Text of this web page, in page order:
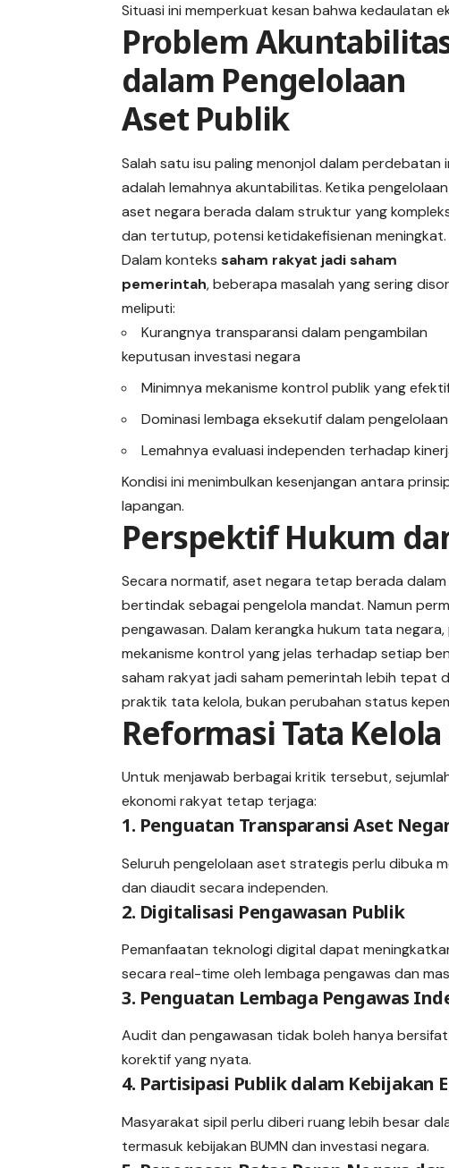
Situasi ini memperkuat kesan bahwa kedaulatan
Problem
dalam Pengelolaan
Aset Publik
Salah satu isu paling menonjol dalam perdebatan
adalah lemahnya akuntabilitas. Ketika pengelolaan
aset negara berada dalam struktur yang
dan tertutup, potensi ketidakefisienan meningkat.
Dalam kontekssaham rakyat jadi saham
pemerintah, beberapa masalah yang sering
meliputi:
Kurangnya transparansi dalam pengambilan
keputusan investasi negara
Minimnya mekanisme kontrol publik yang
Dominasi lembaga eksekutif dalam
Lemahnya evaluasi independen terhadap
Kondisi ini menimbulkan kesenjangan antara
lapangan.
Perspektif Hukum
Secara normatif, aset negara tetap berada
bertindak sebagai pengelola mandat. Namun
pengawasan. Dalam kerangka hukum tata
mekanisme kontrol yang jelas terhadap setiap
saham rakyat jadi saham pemerintah lebih tepat
praktik tata kelola, bukan perubahan status
Reformasi Tata
Untuk menjawab berbagai kritik tersebut,
ekonomi rakyat tetap terjaga:
1. Penguatan Transparansi Aset
Seluruh pengelolaan aset strategis perlu dibuka
dan diaudit secara independen.
2. Digitalisasi Pengawasan Publik
Pemanfaatan teknologi digital dapat
secara real-time oleh lembaga pengawas dan
3. Penguatan Lembaga Pengawas
Audit dan pengawasan tidak boleh hanya
korektif yang nyata.
4. Partisipasi Publik dalam Kebijakan
Masyarakat sipil perlu diberi ruang lebih besar
termasuk kebijakan BUMN dan investasi negara.